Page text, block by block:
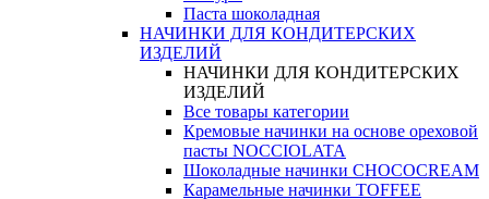
Паста шоколадная
НАЧИНКИ ДЛЯ КОНДИТЕРСКИХ
ИЗДЕЛИЙ
НАЧИНКИ ДЛЯ КОНДИТЕРСКИХ
ИЗДЕЛИЙ
Все товары категории
Кремовые начинки на основе ореховой
пасты NOCCIOLATA
Шоколадные начинки CHOCOCREAM
Карамельные начинки TOFFEE